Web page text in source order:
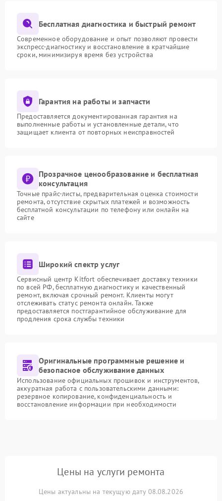
Бесплатная диагностика и быстрый ремонт
Современное оборудование и опыт позволяют провести
экспресс-диагностику и восстановление в кратчайшие
сроки, минимизируя время без устройства
Гарантия на работы и запчасти
Предоставляется документированная гарантия на
выполненные работы и установленные детали, что
защищает клиента от повторных неисправностей
Прозрачное ценообразование и бесплатная
консультация
Точные прайс-листы, предварительная оценка стоимости
ремонта, отсутствие скрытых платежей и возможность
бесплатной консультации по телефону или онлайн на
сайте
Широкий спектр услуг
Сервисный центр Kitfort обеспечивает доставку техники
по всей РФ, бесплатную диагностику и качественный
ремонт, включая срочный ремонт. Клиенты могут
отслеживать статус ремонта онлайн. Также
предоставляется постгарантийное обслуживание для
продления срока службы техники
Оригинальные программные решение и
безопасное обслуживание данных
Использование официальных прошивок и инструментов,
аккуратная работа с пользовательскими данными:
резервное копирование, конфиденциальность и
восстановление информации при необходимости
Цены на услуги ремонта
Цены актуальны на текущую дату 08.08.2026